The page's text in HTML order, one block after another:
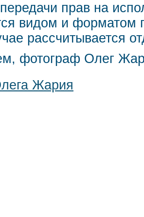
прав на
видом и форматом
рассчитывается
фотограф Олег
Жария